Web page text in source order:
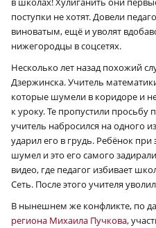
поступки не хотят. Довели
виноватым, ещё и уволят
нижегородцы в соцсетях.
Несколько лет назад похожий
Дзержинска. Учитель
которые шумели в коридоре и
к уроку. Те пропустили
учитель набросился на одного
ударил его в грудь. Ребёнок
шумел и это его самого
видео, где педагог избивает
Сеть. После этого учителя
В нынешнем же конфликте, по
региона Михаила Пучкова,